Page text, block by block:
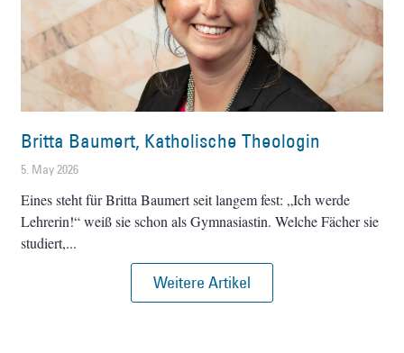
Britta Baumert, Katholische Theologin
5. May 2026
Eines steht für Britta Baumert seit langem fest: „Ich werde
Lehrerin!“ weiß sie schon als Gymnasiastin. Welche Fächer sie
studiert,
Weitere Artikel